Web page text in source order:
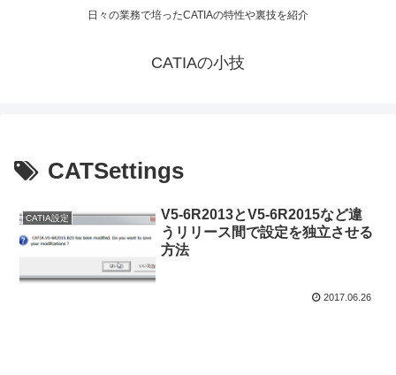
日々の業務で培ったCATIAの特性や裏技を紹介
CATIAの小技
CATSettings
CATIA設定
V5-6R2013とV5-6R2015など違
うリリース間で設定を独立させる
方法
2017.06.26